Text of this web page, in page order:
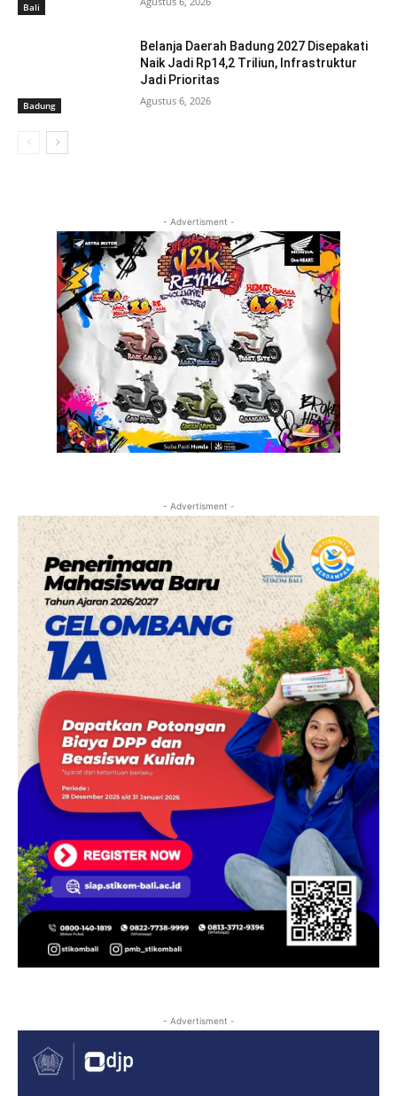
Bali
Badung
Belanja Daerah Badung 2027 Disepakati
Naik Jadi Rp14,2 Triliun, Infrastruktur
Jadi Prioritas
Agustus 6, 2026
- Advertisment -
- Advertisment -
- Advertisment -